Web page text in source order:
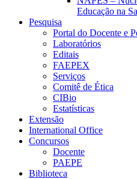
Educação na
Pesquisa
Portal do Docente e
Laboratórios
Editais
FAEPEX
Serviços
Comitê de Ética
CIBio
Estatísticas
Extensão
International Office
Concursos
Docente
PAEPE
Biblioteca